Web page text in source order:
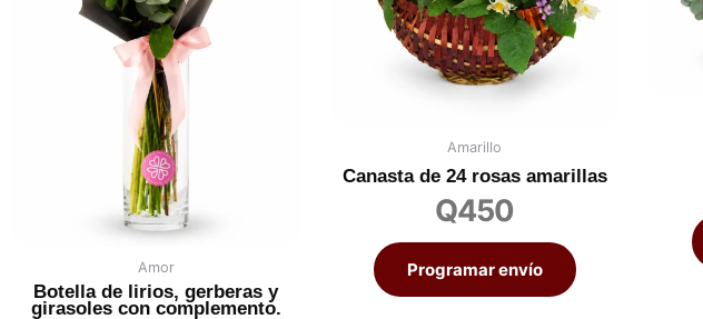
Amor
Botella de lirios, gerberas y
girasoles con complemento.
Amarillo
Canasta de 24 rosas amarillas
Q450
Programar envío